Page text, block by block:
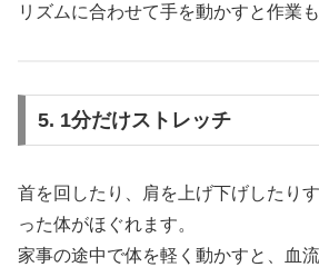
リズムに合わせて手を動かすと作業
5. 1分だけストレッチ
首を回したり、肩を上げ下げしたり
った体がほぐれます。
家事の途中で体を軽く動かすと、血